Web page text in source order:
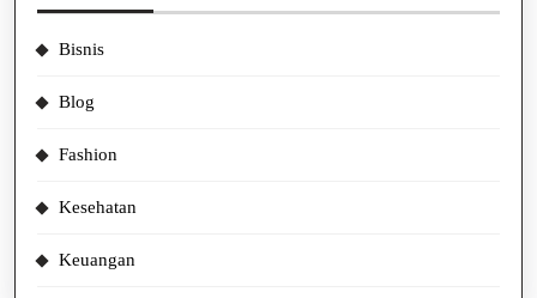
Bisnis
Blog
Fashion
Kesehatan
Keuangan